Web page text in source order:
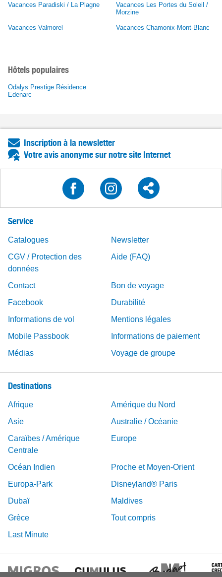
Vacances Paradiski / La Plagne
Vacances Les Portes du Soleil /
Morzine
Vacances Valmorel Vacances Chamonix-Mont-Blanc
Hôtels populaires
Odalys Prestige Résidence
Edenarc
Inscription à la newsletter
Votre avis anonyme sur notre site Internet
Service
Catalogues
Newsletter
CGV / Protection des
données
Aide (FAQ)
Contact
Bon de voyage
Facebook
Durabilité
Informations de vol
Mentions légales
Mobile Passbook
Informations de paiement
Médias
Voyage de groupe
Destinations
Afrique
Amérique du Nord
Asie
Australie / Océanie
Caraïbes / Amérique
Centrale
Europe
Océan Indien
Proche et Moyen-Orient
Europa-Park
Disneyland® Paris
Dubaï
Maldives
Grèce
Tout compris
Last Minute